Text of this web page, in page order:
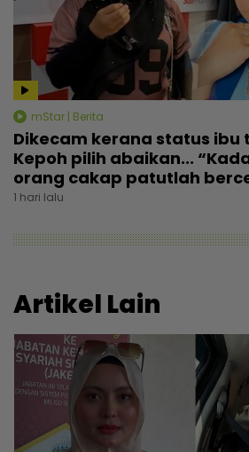
mStar | Berita
Dikecam kerana status ibu
Kepoh pilih abaikan...
orang cakap patutlah
1 hari lalu
Artikel Lain